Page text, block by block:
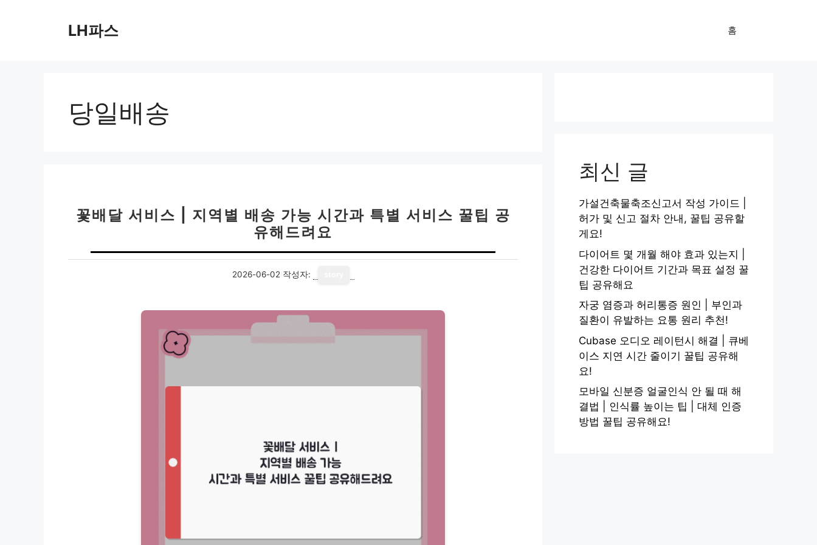
LH파스 홈
당일배송
꽃배달 서비스 | 지역별 배송 가능 시간과 특별 서비스 꿀팁 공
유해드려요
2026-06-02 작성자:
최신 글
가설건축물축조신고서 작성 가이드 |
허가 및 신고 절차 안내, 꿀팁 공유할
게요!
다이어트 몇 개월 해야 효과 있는지 |
건강한 다이어트 기간과 목표 설정 꿀
팁 공유해요
자궁 염증과 허리통증 원인 | 부인과
질환이 유발하는 요통 원리 추천!
Cubase 오디오 레이턴시 해결 | 큐베
이스 지연 시간 줄이기 꿀팁 공유해
요!
모바일 신분증 얼굴인식 안 될 때 해
결법 | 인식률 높이는 팁 | 대체 인증
방법 꿀팁 공유해요!